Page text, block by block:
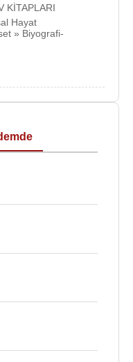
KİTAPLARI
Hayat
» Biyografi-